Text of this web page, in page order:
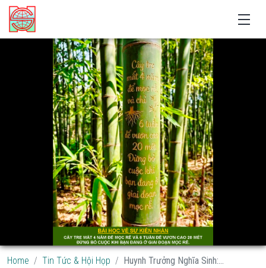
Home Tin Tức & Hội Họp Huynh Trưởng Nghĩa Sinh:...